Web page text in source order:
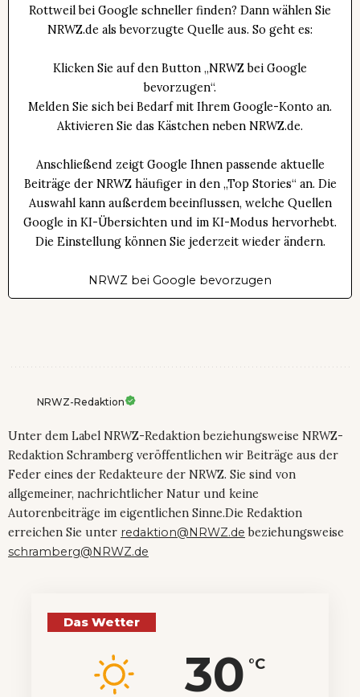
Rottweil bei Google schneller finden? Dann wählen Sie
NRWZ.de als bevorzugte Quelle aus. So geht es:
Klicken Sie auf den Button „NRWZ bei Google
bevorzugen“.
Melden Sie sich bei Bedarf mit Ihrem Google-Konto an.
Aktivieren Sie das Kästchen neben NRWZ.de.
Anschließend zeigt Google Ihnen passende aktuelle
Beiträge der NRWZ häufiger in den „Top Stories“ an. Die
Auswahl kann außerdem beeinflussen, welche Quellen
Google in KI-Übersichten und im KI-Modus hervorhebt.
Die Einstellung können Sie jederzeit wieder ändern.
NRWZ bei Google bevorzugen
NRWZ-Redaktion
Unter dem Label NRWZ-Redaktion beziehungsweise NRWZ-
Redaktion Schramberg veröffentlichen wir Beiträge aus der
Feder eines der Redakteure der NRWZ. Sie sind von
allgemeiner, nachrichtlicher Natur und keine
Autorenbeiträge im eigentlichen Sinne.Die Redaktion
erreichen Sie unter redaktion@NRWZ.de beziehungsweise
schramberg@NRWZ.de
Das Wetter
30 °C